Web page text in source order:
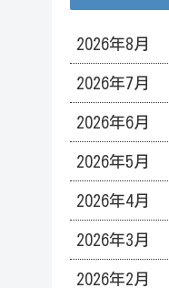
2026年8月
2026年7月
2026年6月
2026年5月
2026年4月
2026年3月
2026年2月